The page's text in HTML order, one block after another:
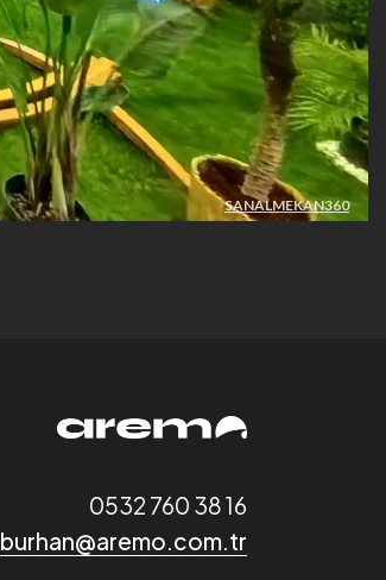
0532 760 38 16
burhan@aremo.com.tr